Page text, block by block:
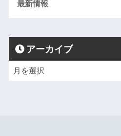
最新情報
アーカイブ